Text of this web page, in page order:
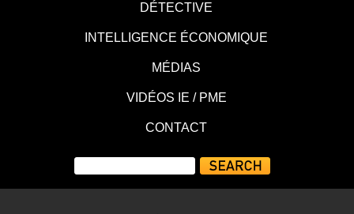
DÉTECTIVE
INTELLIGENCE ÉCONOMIQUE
MÉDIAS
VIDÉOS IE / PME
CONTACT